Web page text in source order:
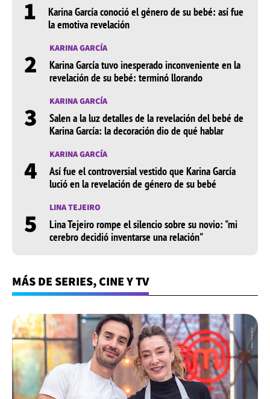
1
Karina García conoció el género de su bebé: así fue
la emotiva revelación
2 KARINA GARCÍA
Karina García tuvo inesperado inconveniente en la
revelación de su bebé: terminó llorando
3 KARINA GARCÍA
Salen a la luz detalles de la revelación del bebé de
Karina García: la decoración dio de qué hablar
4 KARINA GARCÍA
Así fue el controversial vestido que Karina García
lució en la revelación de género de su bebé
5 LINA TEJEIRO
Lina Tejeiro rompe el silencio sobre su novio: "mi
cerebro decidió inventarse una relación"
MÁS DE SERIES, CINE Y TV